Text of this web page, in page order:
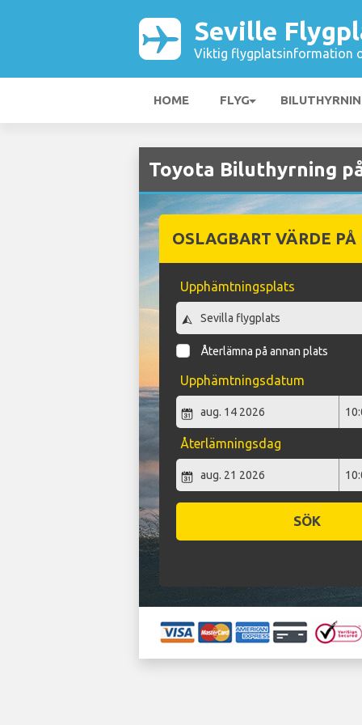
Seville
Viktig flygplatsinformation
HOME FLYG
Toyota Biluthyrning
OSLAGBART VÄRDE
Upphämtningsplats
Återlämna på annan plats
Upphämtningsdatum
Återlämningsdag
SÖK